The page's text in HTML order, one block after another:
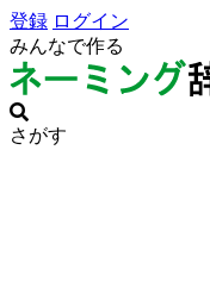
登録 ログイン
みんなで作る
さがす